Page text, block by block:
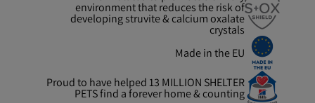
environment that reduces the risk of
developing struvite & calcium oxalate
crystals
Made in the EU
Proud to have helped 13 MILLION SHELTER
PETS find a forever home & counting